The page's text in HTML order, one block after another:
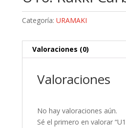
Categoría: URAMAKI
Valoraciones (0)
Valoraciones
No hay valoraciones aún.
Sé el primero en valorar